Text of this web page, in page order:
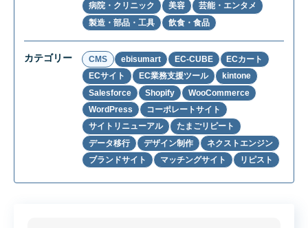
病院・クリニック
美容
芸能・エンタメ
製造・部品・工具
飲食・食品
カテゴリー CMS ebisumart EC-CUBE
ECカート
ECサイト
EC業務支援ツール
kintone
Salesforce
Shopify
WooCommerce
WordPress
コーポレートサイト
サイトリニューアル
たまごリピート
データ移行
デザイン制作
ネクストエンジン
ブランドサイト
マッチングサイト リピスト